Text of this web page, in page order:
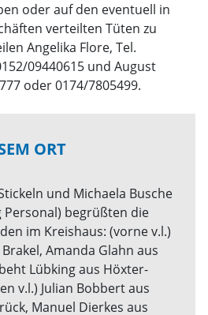
oder auf den eventuell in
verteilten Tüten zu
Angelika Flore, Tel.
09440615 und August
oder 0174/7805499.
ORT